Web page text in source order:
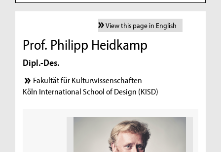
View this page in English
Prof. Philipp Heidkamp
Dipl.-Des.
Fakultät für Kulturwissenschaften
Köln International School of Design (KISD)